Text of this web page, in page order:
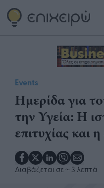
Events
Ημερίδα για
την Υγεία: Η
επιτυχίας και
Διαβάζεται σε ~ 3 λεπτά